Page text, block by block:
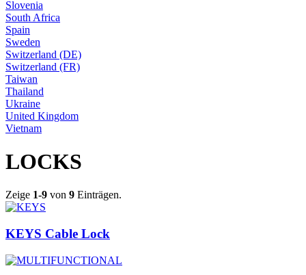
Slovenia
South Africa
Spain
Sweden
Switzerland (DE)
Switzerland (FR)
Taiwan
Thailand
Ukraine
United Kingdom
Vietnam
LOCKS
Zeige 1-9 von 9 Einträgen.
KEYS Cable Lock